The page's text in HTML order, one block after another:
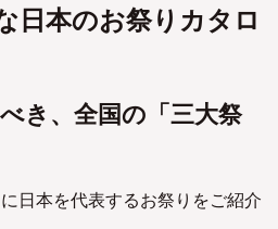
⽇本のお祭りカタロ
き、全国の「三⼤祭
⽇本を代表するお祭りをご紹介